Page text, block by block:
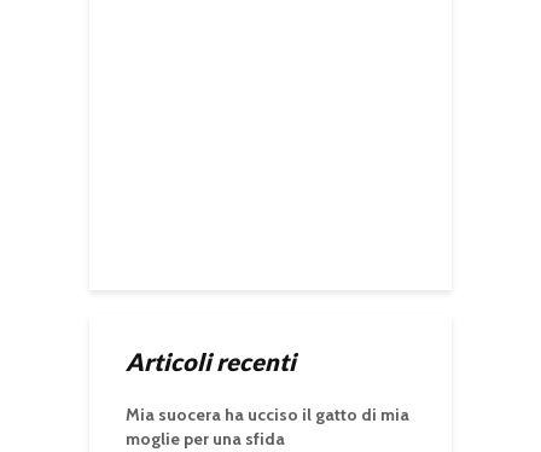
Articoli recenti
Mia suocera ha ucciso il gatto di mia
moglie per una sfida